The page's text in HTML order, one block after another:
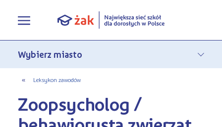
Oferta edukacyjna
Pełna oferta edukacyjna
eLO - obierz kurs na średnie
Liceum ogólnokształcące dla
Rekrutacja
Jak się zapisać do Żaka
Terminy zjazdów
O nas
« Leksykon zawodów
Zoopsycholog /